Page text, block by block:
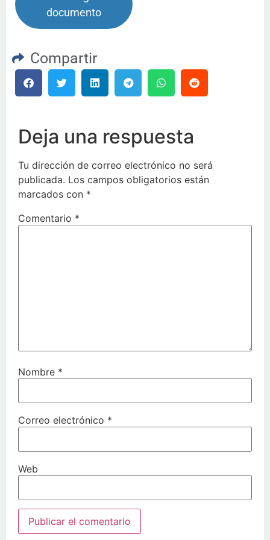
documento
Compartir
Deja una respuesta
Tu dirección de correo electrónico no será
publicada. Los campos obligatorios están
marcados con *
Comentario *
Nombre *
Correo electrónico *
Web